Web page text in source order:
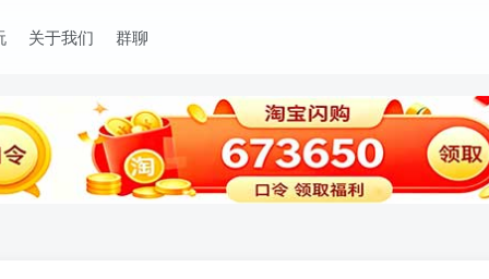
关于我们 群聊